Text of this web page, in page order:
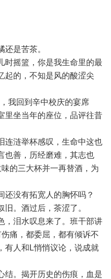
是苦茶。
摇篮，你是我生命里的最
起的，不知是风的酸涩尖
回到辛中校庆的宴席
里坐当年的座位，品评往昔
涟举杯感叹，生命中这也
也善，历经磨难，其志也
的三大杯并一再替酒，为
没有拓宽人的胸怀吗？
。酒过后，茶涩了。
泪水叹息来了。班干部讲
痛，都委屈，都有倾诉不
有人和L悄悄议论，说成就
。揭开历史的伤痕，血是